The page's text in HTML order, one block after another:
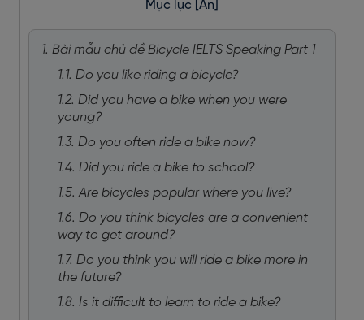
Mục lục [Ẩn]
1. Bài mẫu chủ đề Bicycle IELTS Speaking Part 1
1.1. Do you like riding a bicycle?
1.2. Did you have a bike when you were
young?
1.3. Do you often ride a bike now?
1.4. Did you ride a bike to school?
1.5. Are bicycles popular where you live?
1.6. Do you think bicycles are a convenient
way to get around?
1.7. Do you think you will ride a bike more in
the future?
1.8. Is it difficult to learn to ride a bike?